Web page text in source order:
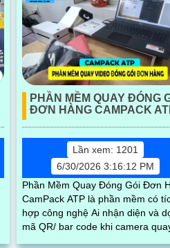
PHẦN MỀM QUAY ĐÓNG
ĐƠN HÀNG CAMPACK
Lần xem: 1201
6/30/2026 3:16:12 PM
Phần Mềm Quay Đóng Gói Đơn
CamPack ATP là phần mềm có
hợp công nghệ Ai nhận diện và
mã QR/ bar code khi camera